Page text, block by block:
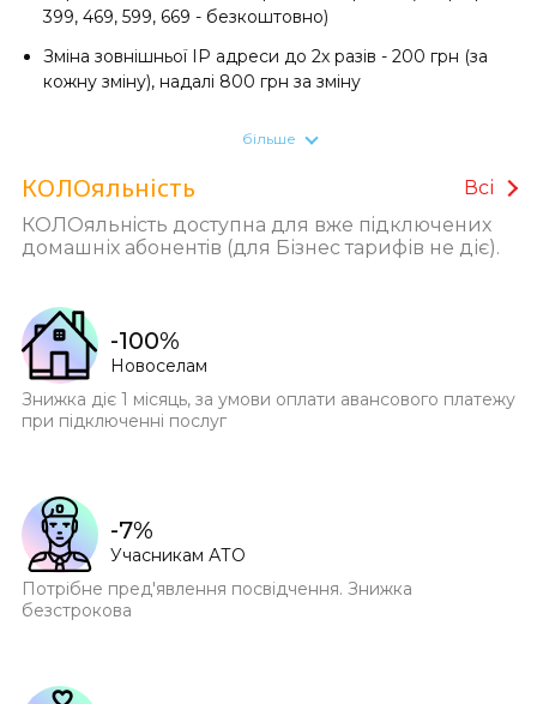
399, 469, 599, 669 - безкоштовно)
Зміна зовнішньої ІР адреси до 2х разів - 200 грн (за
кожну зміну), надалі 800 грн за зміну
знайти його в Google Play)
Акційна вартість монтажу охоронної системи Ajax
StarterKit1999 грн1399 грн. Кожен наступний датчик
Додаток для діагностики підключення
сервіс для тестування швидкості
більше
КОЛОяльнiсть
Всі
КОЛОяльнiсть доступна для вже пiдключених
домашніх абонентiв (для Бізнес тарифів не діє).
-100%
Новоселам
Знижка діє 1 місяць, за умови оплати авансового платежу
при підключенні послуг
-7%
Учасникам АТО
Потрібне пред'явлення посвідчення. Знижка
безстрокова